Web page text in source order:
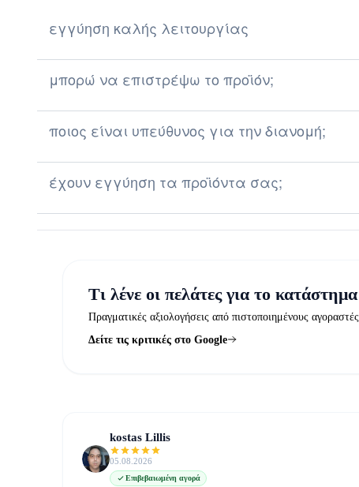
εγγύηση καλής λειτουργίας
μπορώ να επιστρέψω το προϊόν;
ποιος είναι υπεύθυνος για την διανομή;
έχουν εγγύηση τα προϊόντα σας;
Τι λένε οι πελάτες για το κατάστημα
Πραγματικές αξιολογήσεις από πιστοποιημένους αγοραστές
Δείτε τις κριτικές στο Google
kostas Lillis
05.08.2026
Επιβεβαιωμένη αγορά